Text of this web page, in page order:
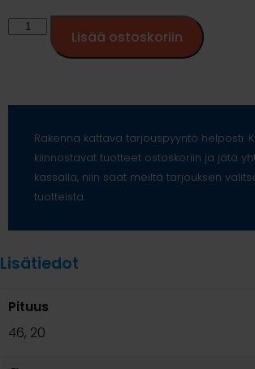
Lisää ostoskoriin
Rakenna kattava tarjouspyyntö helposti.
kiinnostavat tuotteet ostoskoriin ja jätä
kassalla, niin saat meiltä tarjouksen
tuotteista.
Lisätiedot
Pituus
46, 20